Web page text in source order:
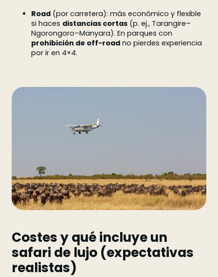
Road (por carretera): más económico y flexible
si haces distancias cortas (p. ej., Tarangire–
Ngorongoro–Manyara). En parques con
prohibición de off-road no pierdes experiencia
por ir en 4×4.
Costes y qué incluye un
safari de lujo (expectativas
realistas)